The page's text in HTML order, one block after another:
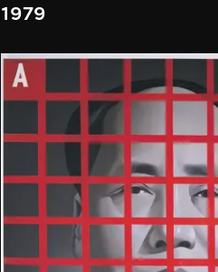
1979